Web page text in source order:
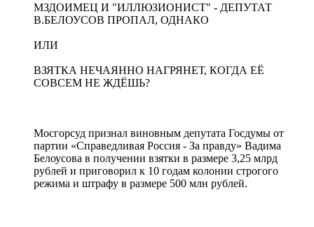
МЗДОИМЕЦ И "ИЛЛЮЗИОНИСТ" - ДЕПУТАТ
В.БЕЛОУСОВ ПРОПАЛ, ОДНАКО
ИЛИ
ВЗЯТКА НЕЧАЯННО НАГРЯНЕТ, КОГДА ЕЁ
СОВСЕМ НЕ ЖДЁШЬ?
Мосгорсуд признал виновным депутата Госдумы от
партии «Справедливая Россия - За правду» Вадима
Белоусова в получении взятки в размере 3,25 млрд
рублей и приговорил к 10 годам колонии строгого
режима и штрафу в размере 500 млн рублей.